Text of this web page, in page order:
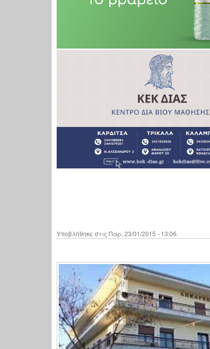
Υποβλήθηκε στις Παρ, 23/01/2015 - 13:06.